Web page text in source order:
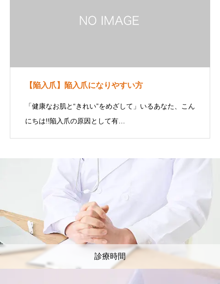
【陥入爪】陥入爪になりやすい方
「健康なお肌と“きれい”をめざして」いるあなた、こん
にちは!!陥入爪の原因として有…
診療時間